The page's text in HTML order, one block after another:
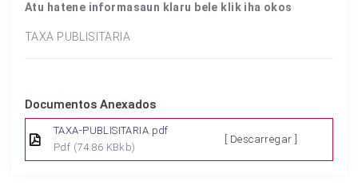
Atu hatene informasaun klaru bele klik iha okos
TAXA PUBLISITARIA
Documentos Anexados
TAXA-PUBLISITARIA.pdf
Pdf (74.86 KBkb)
[ Descarregar ]